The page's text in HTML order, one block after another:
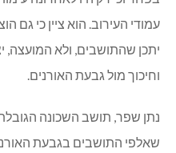
עמודי העירוב. הוא ציין כי גם
יתכן שהתושבים, ולא המועצה,
וחיכוך מול גבעת האורנים.
נתן שפר, תושב השכונה
שאלפי התושבים בגבעת